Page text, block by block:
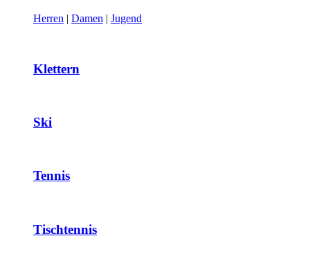
Herren | Damen | Jugend
Klettern
Ski
Tennis
Tischtennis